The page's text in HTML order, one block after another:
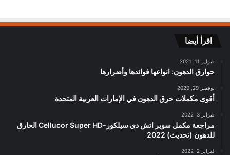
اقرأ أيضا
فبراير 11, 2021
حوارق الدهون: انواعها فوائدها وأضرارها
نوفمبر 29, 2020
أقوى مكملات حرق الدهون في الإمارات العربية المتحدة
فبراير 3, 2022
مراجعة مكمل سوبر اتش دي سيلكور-Cellucor Super HD الحارق
للدهون (تحديث) 2022
فبراير 2, 2022